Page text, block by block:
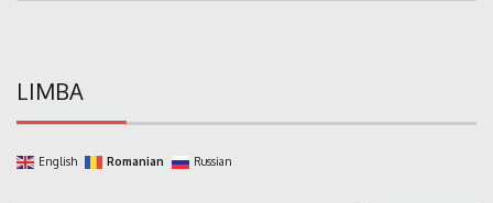
LIMBA
English Romanian Russian